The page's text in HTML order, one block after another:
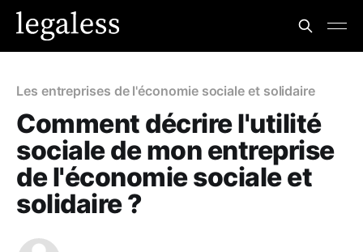
Les entreprises de l'économie sociale et solidaire
Comment décrire l'utilité
sociale de mon entreprise
de l'économie sociale et
solidaire ?